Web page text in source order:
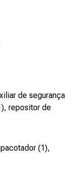
de segurança
repositor de
(1),